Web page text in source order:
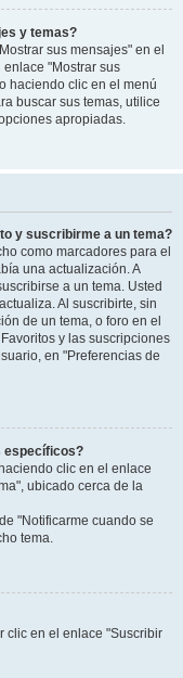
y temas?
sus mensajes" en el
"Mostrar sus
haciendo clic en el menú
buscar sus temas, utilice
apropiadas.
y suscribirme a un tema?
como marcadores para el
una actualización. A
a un tema. Usted
Al suscribirte, sin
de un tema, o foro en el
y las suscripciones
en "Preferencias de
específicos?
clic en el enlace
ubicado cerca de la
"Notificarme cuando se
tema.
clic en el enlace "Suscribir